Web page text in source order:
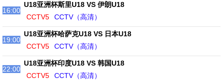
16:00
U18亚洲杯斯里U18 VS 伊朗U18
CCTV5
CCTV（高清）
19:00
U18亚洲杯哈萨克U18 VS 日本U18
CCTV5
CCTV（高清）
22:00
U18亚洲杯印度U18 VS 韩国U18
CCTV5
CCTV（高清）